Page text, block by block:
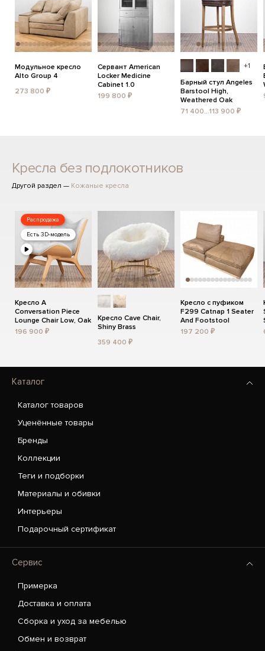
Модульное кресло
Alto Group 4
273 800 ₽
Сервант American
Locker Medicine
Cabinet 1.0
199 800 ₽
+1
Барный стул Angeles
Barstool High,
Weathered Oak
71 400...113 900 ₽
Кресла без подлокотников
Другой раздел — Кожаные кресла
Распродажа
Есть 3D-модель
Кресло A
Conversation Piece
Lounge Chair Low, Oak
196 900 ₽
Кресло Cave Chair,
Shiny Brass
359 400 ₽
Кресло с пуфиком
F299 Catnap 1 Seater
And Footstool
197 200 ₽
Каталог
Каталог товаров
Уценённые товары
Бренды
Коллекции
Теги и подборки
Материалы и обивки
Интерьеры
Подарочный сертификат
Сервис
Примерка
Доставка и оплата
Сборка и уход за мебелью
Обмен и возврат